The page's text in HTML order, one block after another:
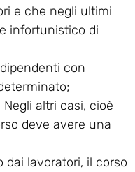
e che negli ultimi
infortunistico di
con
altri casi, cioè
deve avere una
dai lavoratori, il corso